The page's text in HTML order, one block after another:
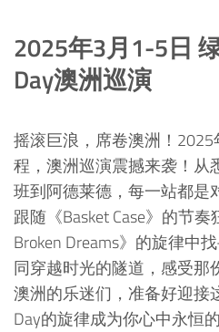
2025年3月1-5日
Day澳洲巡演
摇滚巨浪，席卷澳洲！2025
程，澳洲巡演震撼来袭！从
班到阿德莱德，每一站都是
跟随《Basket Case》的节
Broken Dreams》的旋律中
同穿越时光的隧道，感受那
澳洲的乐迷们，准备好迎接
Day的旋律成为你心中永恒